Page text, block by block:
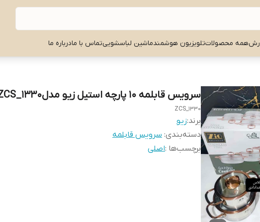
همه محصولاتتلویزیون هوشمندماشین لباسشوییتماس با مادرباره ما
سرویس قابلمه ۱۰ پارچه استیل زیو مدلZCS_1330
ZCS_1330
برند:زیو
دسته‌بندی: سرویس قابلمه
برچسب‌ها :اصلی